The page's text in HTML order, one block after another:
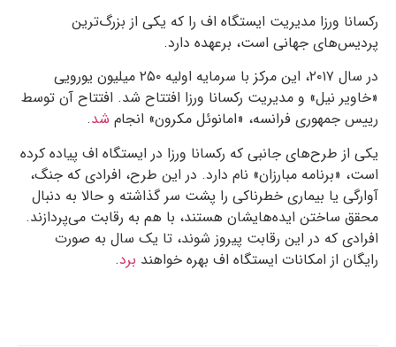
رکسانا ورزا مدیریت ایستگاه اف را که یکی از بزرگ‌ترین
پردیس‌های جهانی است، برعهده دارد.
در سال ۲۰۱۷، این مرکز با سرمایه اولیه ۲۵۰ میلیون یورویی
«خاویر نیل» و مدیریت رکسانا ورزا افتتاح شد. افتتاح آن توسط
رییس جمهوری فرانسه، «امانوئل مکرون» انجامشد.
یکی از طرح‌های جانبی که رکسانا ورزا در ایستگاه اف پیاده کرده
است، «برنامه مبارزان» نام دارد. در این طرح، افرادی که جنگ،
آوارگی یا بیماری خطرناکی را پشت سر گذاشته و حالا به دنبال
محقق ساختن ایده‌هایشان هستند، با هم به رقابت می‌پردازند.
افرادی که در این رقابت پیروز شوند، تا یک سال به صورت
رایگان از امکانات ایستگاه اف بهره خواهندبرد.